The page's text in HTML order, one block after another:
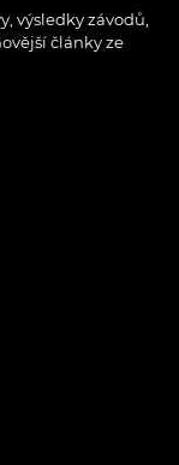
výsledky závodů,
články ze